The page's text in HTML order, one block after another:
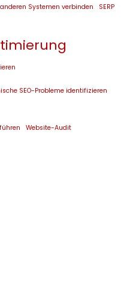
Systemen verbinden
SERP
SEO-Probleme identifizieren
Website-Audit